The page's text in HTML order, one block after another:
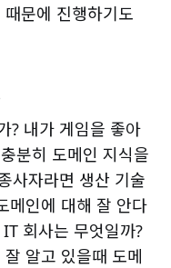
문에 진행하기도
? 내가 게임을 좋아
분히 도메인 지식을
사자라면 생산 기술
메인에 대해 잘 안다
회사는 무엇일까?
알고 있을때 도메